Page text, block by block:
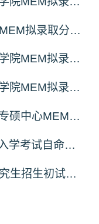
2026北京交通大学威海校区MEM拟录取分析解读
2026北京交通大学交通运输学院MEM拟录取分析解读
2026北京交通大学经济管理学院MEM拟录取分析解读
2026北京化工大学经管学院专硕中心MEM拟录取分析解读
关于公布2027年硕士研究生入学考试自命题考试科目考试大纲的通知
关于调整我校2027年硕士研究生招生初试科目的公告